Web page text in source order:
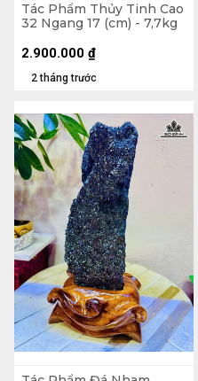
Tác Phẩm Thủy Tinh Cao
32 Ngang 17 (cm) - 7,7kg
2 tháng trước
2.900.000 ₫